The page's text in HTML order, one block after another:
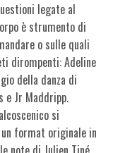
legate al
è strumento di
o sulle quali
dirompenti: Adeline
della danza di
e Jr Maddripp.
si
format originale in